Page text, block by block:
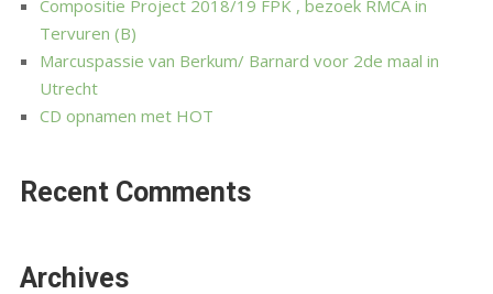
Compositie Project 2018/19 FPK , bezoek RMCA in
Tervuren (B)
Marcuspassie van Berkum/ Barnard voor 2de maal in
Utrecht
CD opnamen met HOT
Recent Comments
Archives